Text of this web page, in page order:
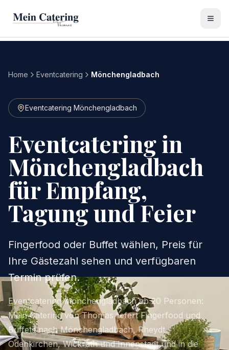
Home Eventcatering Mönchengladbach
Eventcatering Mönchengladbach
Eventcatering in
Mönchengladbach
für Empfang,
Tagung und Feier
Fingerfood oder Buffet wählen, Preis für
Ihre Gästezahl sehen und verfügbaren
Termin prüfen.
Eventcatering Mönchengladbach ab 20 Personen:
Mein Catering von Thomas liefert Fingerfood und
Buffets nach Mönchengladbach, Rheydt,
Odenkirchen, Wickrath und Innenstadt und in die